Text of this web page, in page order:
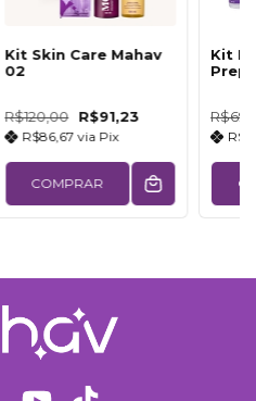
Kit Skin Care Mahav
02
R$120,00 R$91,23
R$86,67via Pix
COMPRAR
Kit